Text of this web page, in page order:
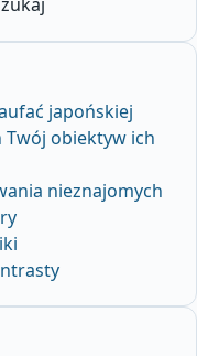
japońskiej
Twój obiektyw ich
nieznajomych